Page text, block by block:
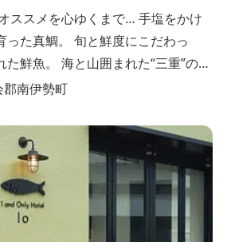
ススメを心ゆくまで… 手塩をかけ
った真鯛。 旬と鮮度にこだわっ
た鮮魚。 海と山囲まれた“三重”の温
食材を使い、 心を込めて調理する
郡南伊勢町